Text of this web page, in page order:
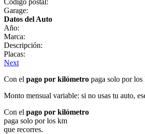
Garage:
Datos del Auto
Año:
Marca:
Descripción:
Placas:
Next
Con el pago por kilómetro paga solo por los
Monto mensual variable: si no usas tu auto,
Con el pago por kilómetro
paga solo por los km
que recorres.